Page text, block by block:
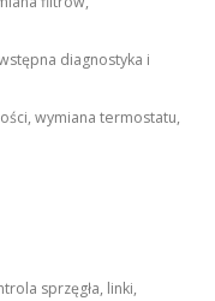
diagnostyka i
wymiana termostatu,
sprzęgła, linki,